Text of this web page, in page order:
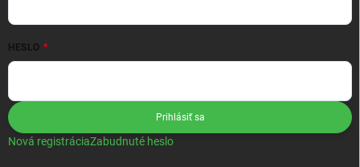
HESLO
Prihlásiť sa
Nová registráciaZabudnuté heslo